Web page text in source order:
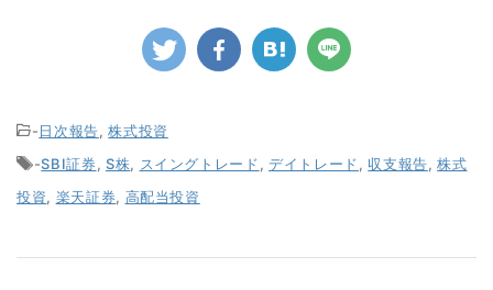
-日次報告,株式投資
-SBI証券, S株, スイングトレード,デイトレード, 収支報告,株式
投資, 楽天証券, 高配当投資